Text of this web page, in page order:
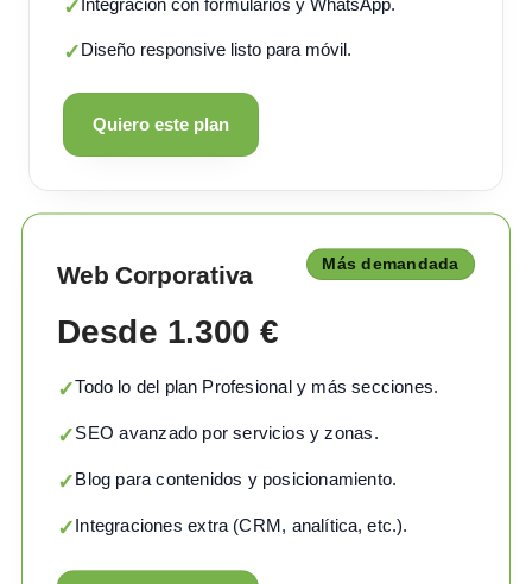
✓
✓Diseño responsive listo para móvil.
Quiero este plan
Web Corporativa Más demandada
Desde 1.300 €
✓Todo lo del plan Profesional y más secciones.
✓SEO avanzado por servicios y zonas.
✓Blog para contenidos y posicionamiento.
✓Integraciones extra (CRM, analítica, etc.).